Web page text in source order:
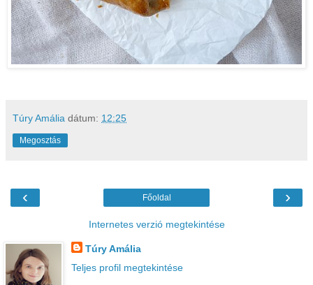
Túry Amália dátum: 12:25
Megosztás
‹ ›
Főoldal
Internetes verzió megtekintése
Túry Amália
Teljes profil megtekintése